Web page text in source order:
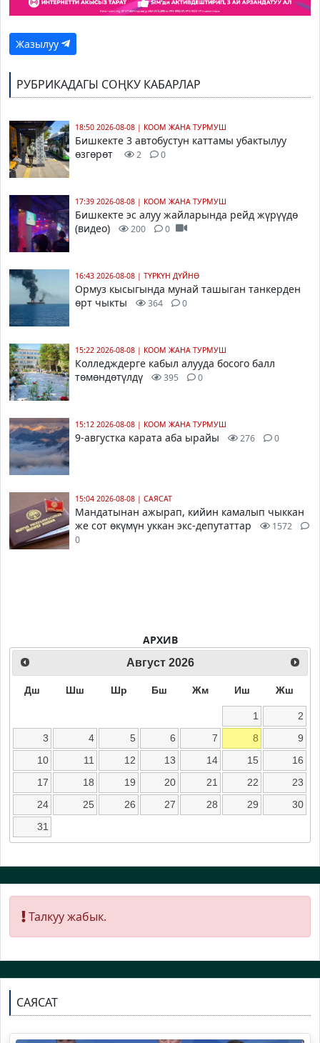
Жазылуу
РУБРИКАДАГЫ СОҢКУ КАБАРЛАР
18:50 2026-08-08 | КООМ ЖАНА ТУРМУШ
Бишкекте 3 автобустун каттамы убактылуу
өзгөрөт
2 0
17:39 2026-08-08 | КООМ ЖАНА ТУРМУШ
Бишкекте эс алуу жайларында рейд жүрүүдө
(видео)
200 0
16:43 2026-08-08 | ТҮРКҮН ДҮЙНӨ
Ормуз кысыгында мунай ташыган танкерден
өрт чыкты
364 0
15:22 2026-08-08 | КООМ ЖАНА ТУРМУШ
Колледждерге кабыл алууда босого балл
төмөндөтүлдү
395 0
15:12 2026-08-08 | КООМ ЖАНА ТУРМУШ
9-августка карата аба ырайы 276 0
15:04 2026-08-08 | САЯСАТ
Мандатынан ажырап, кийин камалып чыккан
же сот өкүмүн уккан экс-депутаттар
1572
0
АРХИВ
Август 2026
Дш Шш Шр Бш Жм Иш Жш
1
2
3
4 5 6 7 8
9
10
11 12 13 14 15
16
17
18 19 20 21 22
23
24
25 26 27 28 29
30
31
Талкуу жабык.
САЯСАТ